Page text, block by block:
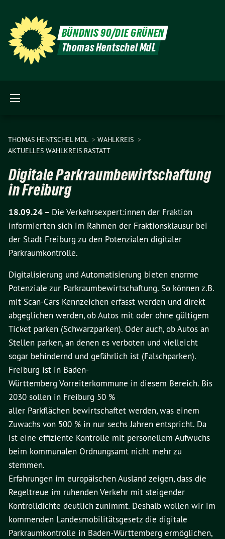
BÜNDNIS 90/DIE GRÜNEN
Thomas Hentschel MdL
THOMAS HENTSCHEL MDL
WAHLKREIS
AKTUELLES WAHLKREIS RASTATT
Digitale Parkraumbewirtschaftung
in Freiburg
18.09.24 – Die Verkehrsexpert:innen der Fraktion
informierten sich im Rahmen der Fraktionsklausur bei
der Stadt Freiburg zu den Potenzialen digitaler
Parkraumkontrolle.
Digitalisierung und Automatisierung bieten enorme
Potenziale zur Parkraumbewirtschaftung. So können z.B.
mit Scan-Cars Kennzeichen erfasst werden und direkt
abgeglichen werden, ob Autos mit oder ohne gültigem
Ticket parken (Schwarzparken). Oder auch, ob Autos an
Stellen parken, an denen es verboten und vielleicht
sogar behindernd und gefährlich ist (Falschparken).
Freiburg ist in Baden-
Württemberg Vorreiterkommune in diesem Bereich. Bis
2030 sollen in Freiburg 50 %
aller Parkflächen bewirtschaftet werden, was einem
Zuwachs von 500 % in nur sechs Jahren entspricht. Da
ist eine effiziente Kontrolle mit personellem Aufwuchs
beim kommunalen Ordnungsamt nicht mehr zu
stemmen.
Erfahrungen im europäischen Ausland zeigen, dass die
Regeltreue im ruhenden Verkehr mit steigender
Kontrolldichte deutlich zunimmt. Deshalb wollen wir im
kommenden Landesmobilitätsgesetz die digitale
Parkraumkontrolle in Baden-Württemberg ermöglichen,